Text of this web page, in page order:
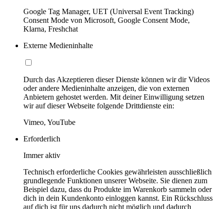
Google Tag Manager, UET (Universal Event Tracking)
Consent Mode von Microsoft, Google Consent Mode,
Klarna, Freshchat
Externe Medieninhalte
Durch das Akzeptieren dieser Dienste können wir dir Videos
oder andere Medieninhalte anzeigen, die von externen
Anbietern gehostet werden. Mit deiner Einwilligung setzen
wir auf dieser Webseite folgende Drittdienste ein:
Vimeo, YouTube
Erforderlich
Immer aktiv
Technisch erforderliche Cookies gewährleisten ausschließlich
grundlegende Funktionen unserer Webseite. Sie dienen zum
Beispiel dazu, dass du Produkte im Warenkorb sammeln oder
dich in dein Kundenkonto einloggen kannst. Ein Rückschluss
auf dich ist für uns dadurch nicht möglich und dadurch